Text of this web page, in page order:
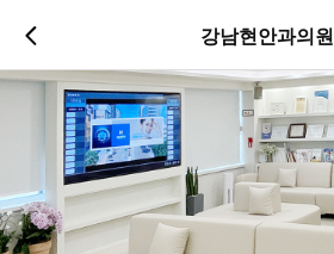
강남현안과의원